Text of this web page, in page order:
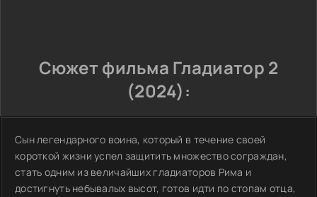
Сюжет фильма Гладиатор 2
(2024):
Сын легендарного воина, который в течение своей
короткой жизни успел защитить множество сограждан,
стать одним из величайших гладиаторов Рима и
достигнуть небывалых высот, готов идти по стопам отца,